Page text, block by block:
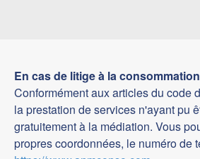
En cas de litige à la
Conformément aux articles du code
la prestation de services n'ayant pu
gratuitement à la médiation. Vous
propres coordonnées, le numéro de